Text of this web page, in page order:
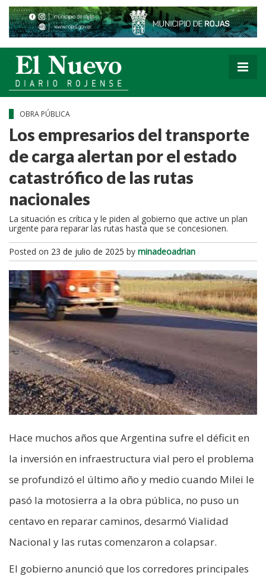
OBRA PÚBLICA
Los empresarios del transporte
de carga alertan por el estado
catastrófico de las rutas
nacionales
La situación es crítica y le piden al gobierno que active un plan
urgente para reparar las rutas hasta que se concesionen.
Posted on 23 de julio de 2025 by minadeoadrian
Hace muchos años que Argentina sufre el déficit en
la inversión en infraestructura vial pero el problema
se profundizó el último año y medio cuando Milei le
pasó la motosierra a la obra pública, no puso un
centavo en reparar caminos, desarmó Vialidad
Nacional y las rutas comenzaron a colapsar.
El gobierno anunció que los corredores principales